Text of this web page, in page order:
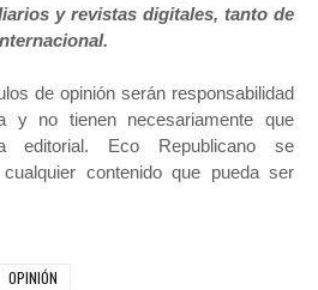
y revistas digitales, tanto de
de opinión serán responsabilidad
y no tienen necesariamente que
editorial. Eco Republicano se
contenido que pueda ser
OPINIÓN